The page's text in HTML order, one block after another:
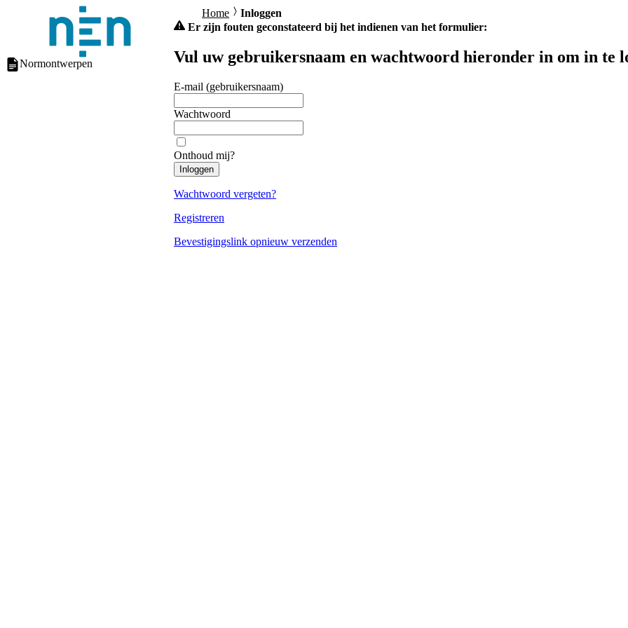
Normontwerpen
Home
Inloggen
Er zijn fouten geconstateerd bij het indienen van het formulier:
Vul uw gebruikersnaam en wachtwoord hieronder in om in te
E-mail (gebruikersnaam)
Wachtwoord
Onthoud mij?
Inloggen
Wachtwoord vergeten?
Registreren
Bevestigingslink opnieuw verzenden